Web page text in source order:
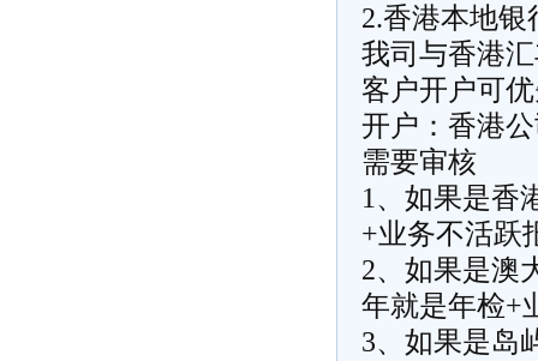
2.香港本地
我司与香港
客户开户可
开户：香港
需要审核
1、如果是香
+业务不活跃
2、如果是澳
年就是年检+
3、如果是岛